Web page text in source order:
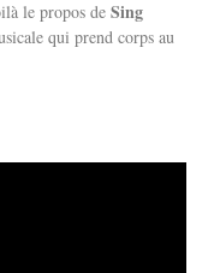
le propos deSing
qui prend corps au